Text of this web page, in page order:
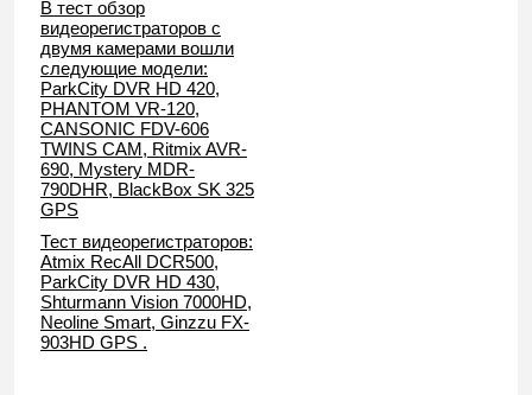
В тест обзор
видеорегистраторов с
двумя камерами вошли
следующие модели:
ParkCity DVR HD 420,
PHANTOM VR-120,
CANSONIC FDV-606
TWINS CAM, Ritmix AVR-
690, Mystery MDR-
790DHR, BlackBox SK 325
GPS
Тест видеорегистраторов:
Atmix RecAll DCR500,
ParkCity DVR HD 430,
Shturmann Vision 7000HD,
Neoline Smart, Ginzzu FX-
903HD GPS .